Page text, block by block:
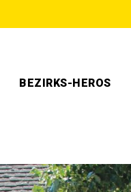
BEZIRKS-HEROS